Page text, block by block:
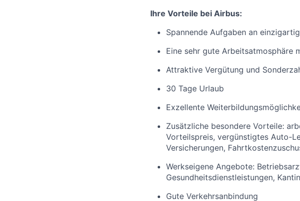
Ihre Vorteile bei Airbus:
Spannende Aufgaben an
Eine sehr gute Arbeitsatmosphäre
Attraktive Vergütung und
30 Tage Urlaub
Exzellente
Zusätzliche besondere Vorteile:
Vorteilspreis, vergünstigtes Auto-
Versicherungen,
Werkseigene Angebote:
Gesundheitsdienstleistungen,
Gute Verkehrsanbindung